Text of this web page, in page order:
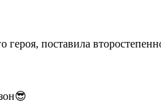
героя, поставила